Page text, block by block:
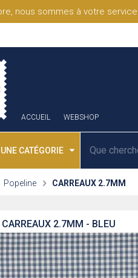
nous sommes à votre
ACCUEIL WEBSHOP
CATÉGORIE
Popeline CARREAUX 2.7MM
CARREAUX 2.7MM - BLEU